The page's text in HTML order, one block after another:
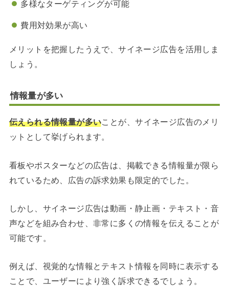
多様なターゲティングが可能
費用対効果が高い
メリットを把握したうえで、サイネージ広告を活用しま
しょう。
情報量が多い
伝えられる情報量が多いことが、サイネージ広告のメリ
ットとして挙げられます。
看板やポスターなどの広告は、掲載できる情報量が限ら
れているため、広告の訴求効果も限定的でした。
しかし、サイネージ広告は動画・静止画・テキスト・音
声などを組み合わせ、非常に多くの情報を伝えることが
可能です。
例えば、視覚的な情報とテキスト情報を同時に表示する
ことで、ユーザーにより強く訴求できるでしょう。